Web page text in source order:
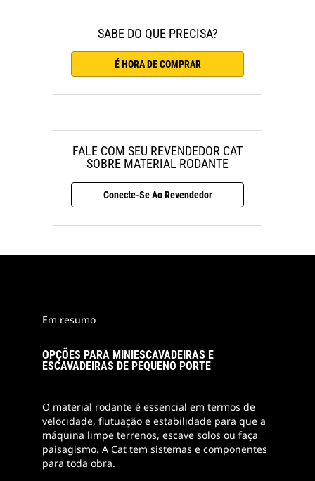
SABE DO QUE PRECISA?
É HORA DE COMPRAR
FALE COM SEU REVENDEDOR CAT
SOBRE MATERIAL RODANTE
Conecte-Se Ao Revendedor
Em resumo
OPÇÕES PARA MINIESCAVADEIRAS E
ESCAVADEIRAS DE PEQUENO PORTE
O material rodante é essencial em termos de
velocidade, flutuação e estabilidade para que a
máquina limpe terrenos, escave solos ou faça
paisagismo. A Cat tem sistemas e componentes
para toda obra.